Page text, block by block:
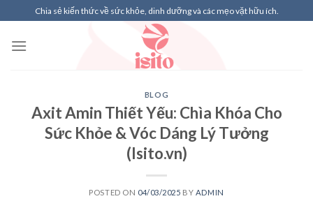
to
content
Chia sẻ kiến thức về sức khỏe, dinh dưỡng và các mẹo vặt hữu ích.
BLOG
Axit Amin Thiết Yếu: Chìa Khóa Cho
Sức Khỏe & Vóc Dáng Lý Tưởng
(Isito.vn)
POSTED ON 04/03/2025 BY ADMIN